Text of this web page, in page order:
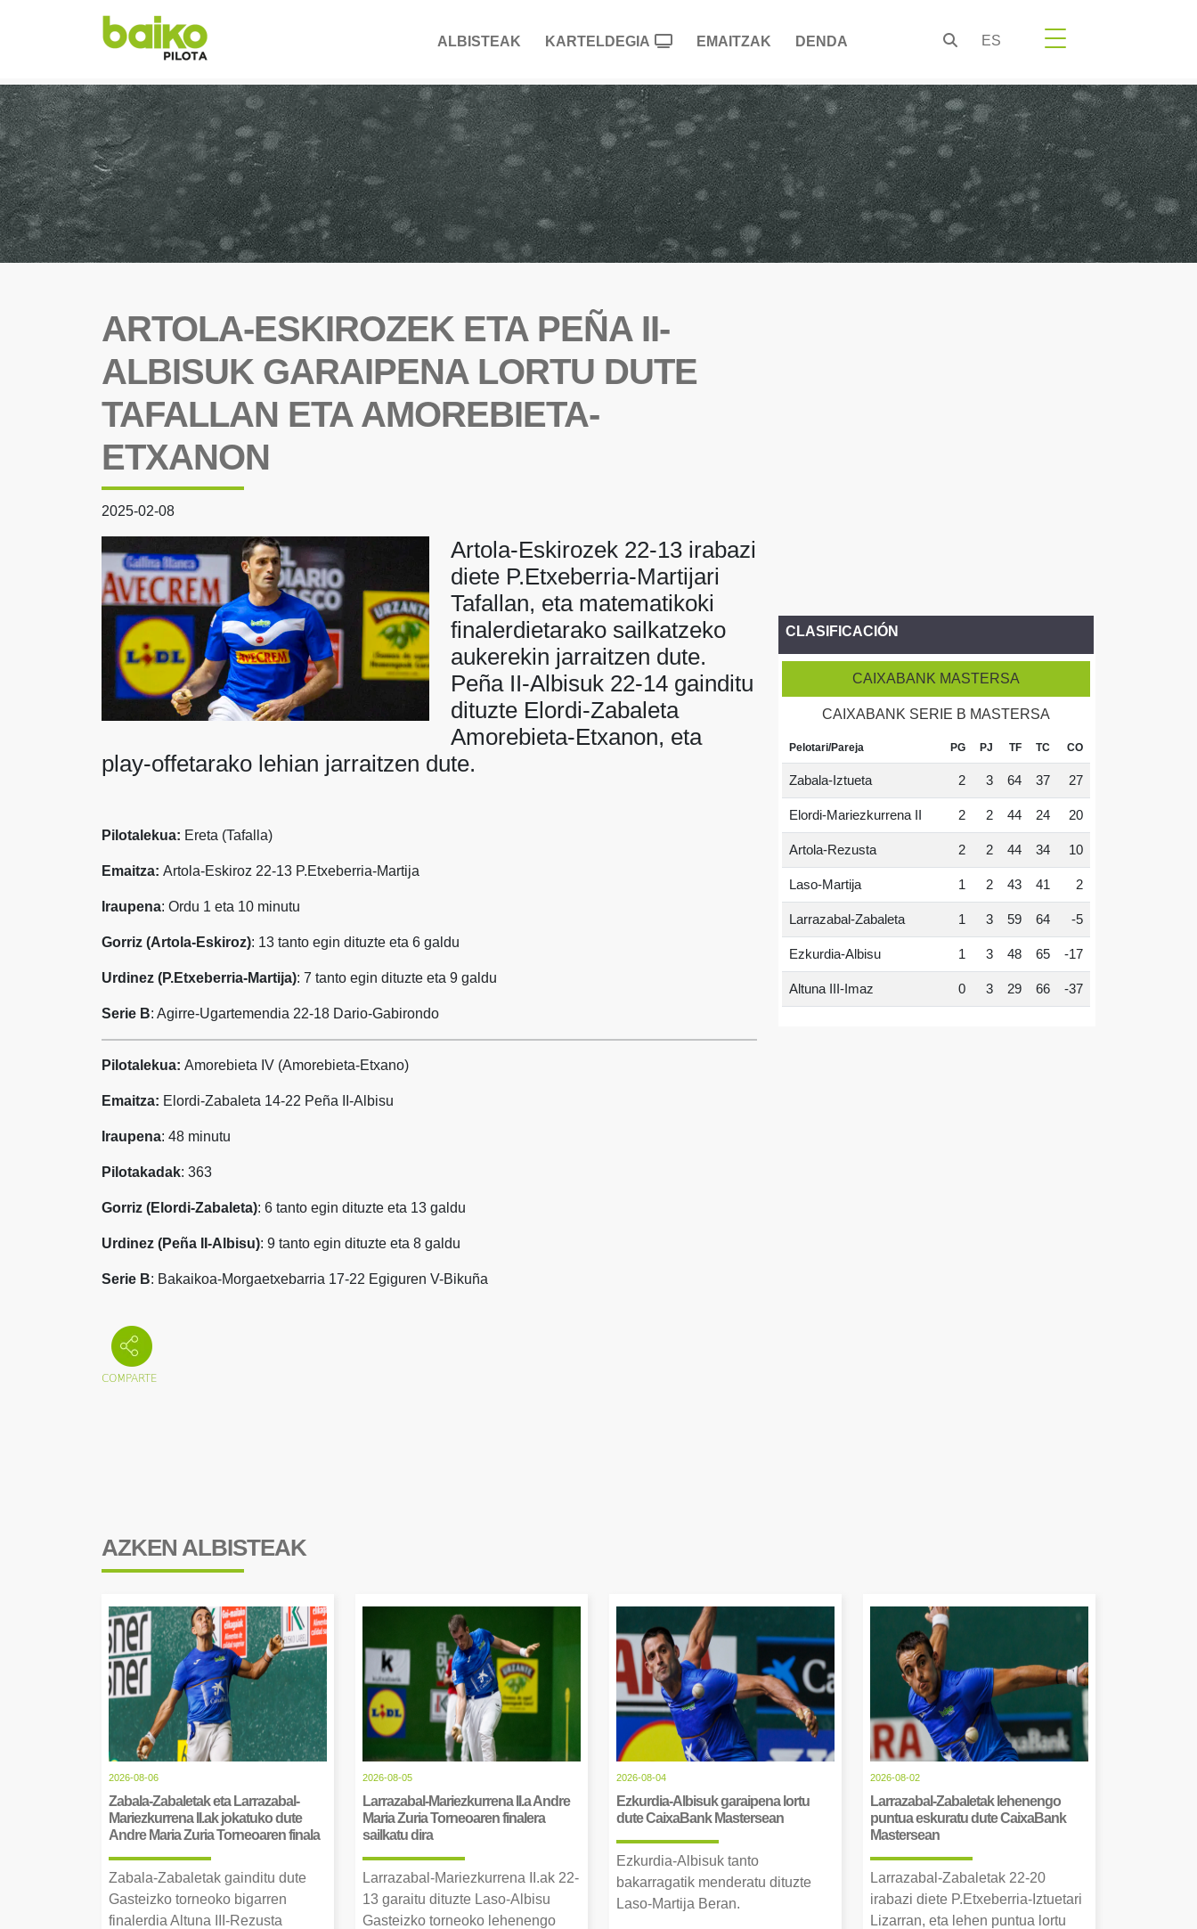
ALBISTEAK KARTELDEGIA EMAITZAK DENDA ES
ARTOLA-ESKIROZEK ETA PEÑA II-
ALBISUK GARAIPENA LORTU DUTE
TAFALLAN ETA AMOREBIETA-
ETXANON
2025-02-08
Artola-Eskirozek 22-13 irabazi
diete P.Etxeberria-Martijari
Tafallan, eta matematikoki
finalerdietarako sailkatzeko
aukerekin jarraitzen dute.
Peña II-Albisuk 22-14 gainditu
dituzte Elordi-Zabaleta
Amorebieta-Etxanon, eta
play-offetarako lehian jarraitzen dute.
Pilotalekua: Ereta (Tafalla)
Emaitza: Artola-Eskiroz 22-13 P.Etxeberria-Martija
Iraupena: Ordu 1 eta 10 minutu
Gorriz (Artola-Eskiroz): 13 tanto egin dituzte eta 6 galdu
Urdinez (P.Etxeberria-Martija): 7 tanto egin dituzte eta 9 galdu
Serie B: Agirre-Ugartemendia 22-18 Dario-Gabirondo
Pilotalekua: Amorebieta IV (Amorebieta-Etxano)
Emaitza: Elordi-Zabaleta 14-22 Peña II-Albisu
Iraupena: 48 minutu
Pilotakadak: 363
Gorriz (Elordi-Zabaleta): 6 tanto egin dituzte eta 13 galdu
Urdinez (Peña II-Albisu): 9 tanto egin dituzte eta 8 galdu
Serie B: Bakaikoa-Morgaetxebarria 17-22 Egiguren V-Bikuña
CLASIFICACIÓN
CAIXABANK MASTERSA
CAIXABANK SERIE B MASTERSA
Pelotari/Pareja PG PJ TF TC CO
Zabala-Iztueta 2 3 64 37 27
Elordi-Mariezkurrena II 2 2 44 24 20
Artola-Rezusta 2 2 44 34 10
Laso-Martija 1 2 43 41 2
Larrazabal-Zabaleta 1 3 59 64 -5
Ezkurdia-Albisu 1 3 48 65 -17
Altuna III-Imaz 0 3 29 66 -37
AZKEN ALBISTEAK
2026-08-06
Zabala-Zabaletak eta Larrazabal-
Mariezkurrena II.ak jokatuko dute
Andre Maria Zuria Torneoaren finala
Zabala-Zabaletak gainditu dute
Gasteizko torneoko bigarren
finalerdia Altuna III-Rezusta
2026-08-05
Larrazabal-Mariezkurrena II.a Andre
Maria Zuria Torneoaren finalera
sailkatu dira
Larrazabal-Mariezkurrena II.ak 22-
13 garaitu dituzte Laso-Albisu
Gasteizko torneoko lehenengo
2026-08-04
Ezkurdia-Albisuk garaipena lortu
dute CaixaBank Mastersean
Ezkurdia-Albisuk tanto
bakarragatik menderatu dituzte
Laso-Martija Beran.
2026-08-02
Larrazabal-Zabaletak lehenengo
puntua eskuratu dute CaixaBank
Mastersean
Larrazabal-Zabaletak 22-20
irabazi diete P.Etxeberria-Iztuetari
Lizarran, eta lehen puntua lortu